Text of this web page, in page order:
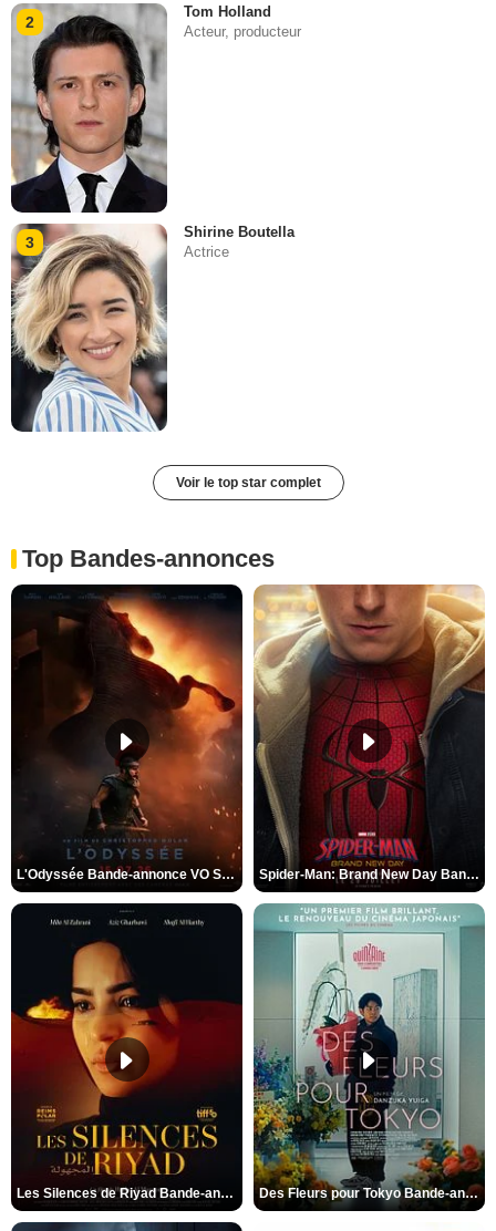
2
Tom Holland
Acteur, producteur
3
Shirine Boutella
Actrice
Voir le top star complet
Top Bandes-annonces
L'Odyssée Bande-annonce VO STFR Spider-Man: Brand New Day Bande-annonce VO STFR
Les Silences de Riyad Bande-annonce VO STFR Des Fleurs pour Tokyo Bande-annonce VO STFR